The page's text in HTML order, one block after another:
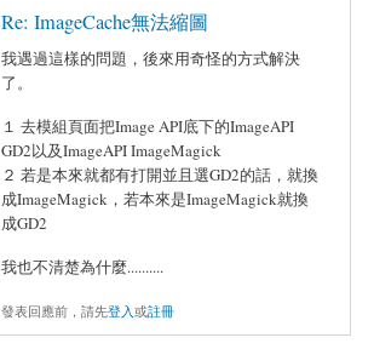
Re: ImageCache無法縮圖
我遇過這樣的問題，後來用奇怪的方式解決
了。
１ 去模組頁面把Image API底下的ImageAPI
GD2以及ImageAPI ImageMagick
２ 若是本來就都有打開並且選GD2的話，就換
成ImageMagick，若本來是ImageMagick就換
成GD2
我也不清楚為什麼..........
發表回應前，請先登入或註冊